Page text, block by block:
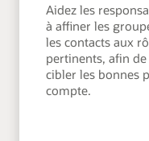
Aidez les
à affiner les
les contacts aux
pertinents, afin
cibler les bonnes
compte.